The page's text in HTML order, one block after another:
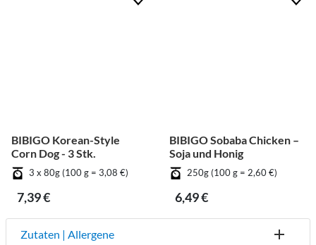
BIBIGO Korean-Style
Corn Dog - 3 Stk.
3 x 80g (100 g = 3,08 €)
7,39 €
BIBIGO Sobaba Chicken –
Soja und Honig
250g (100 g = 2,60 €)
6,49 €
Zutaten | Allergene